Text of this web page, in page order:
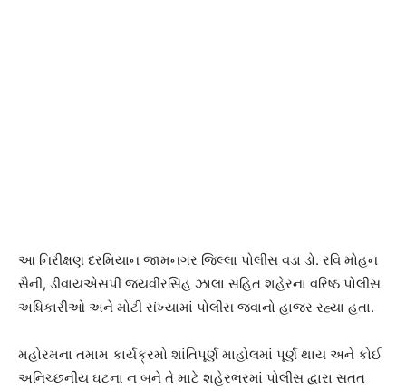
આ નિરીક્ષણ દરમિયાન જામનગર જિલ્લા પોલીસ વડા ડો. રવિ મોહન
સૈની, ડીવાયએસપી જયવીરસિંહ ઝાલા સહિત શહેરના વરિષ્ઠ પોલીસ
અધિકારીઓ અને મોટી સંખ્યામાં પોલીસ જવાનો હાજર રહ્યા હતા.
મહોરમના તમામ કાર્યક્રમો શાંતિપૂર્ણ માહોલમાં પૂર્ણ થાય અને કોઈ
અનિચ્છનીય ઘટના ન બને તે માટે શહેરભરમાં પોલીસ દ્વારા સતત